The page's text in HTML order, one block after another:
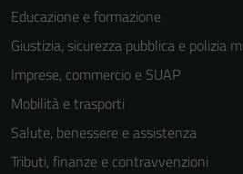
Educazione e formazione
Giustizia, sicurezza pubblica e polizia
Imprese, commercio e SUAP
Mobilità e trasporti
Salute, benessere e assistenza
Tributi, finanze e contravvenzioni